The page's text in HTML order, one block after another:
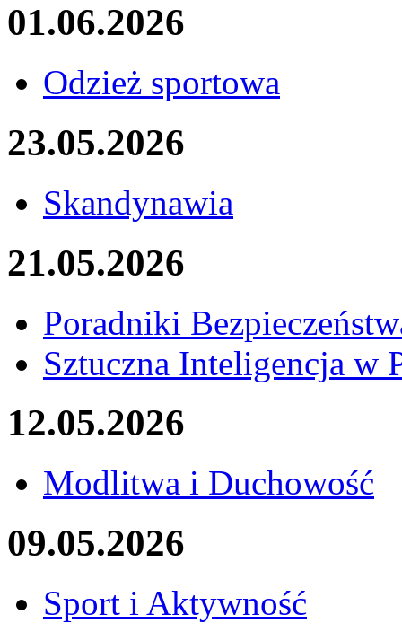
01.06.2026
Odzież sportowa
23.05.2026
Skandynawia
21.05.2026
Poradniki
Sztuczna Inteligencja w
12.05.2026
Modlitwa i Duchowość
09.05.2026
Sport i Aktywność